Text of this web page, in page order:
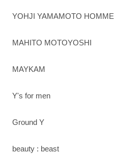
YOHJI YAMAMOTO HOMME
MAHITO MOTOYOSHI
MAYKAM
Y's for men
Ground Y
beauty : beast